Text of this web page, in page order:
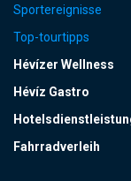
Sportereignisse
Top-tourtipps
Hévízer Wellness
Hévíz Gastro
Fahrradverleih